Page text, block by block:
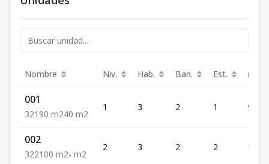
Nombre Niv. Hab. Ban. Est. m²
001
321 90 m240 m2
1 3 2 1 90
002
322100 m2- m2
2 3 2 2 100